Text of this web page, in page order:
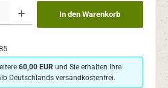
Wert ein oder benutze die Schaltflächen
In den Warenkorb
60,00 EUR und Sie erhalten Ihre
Deutschlands versandkostenfrei.